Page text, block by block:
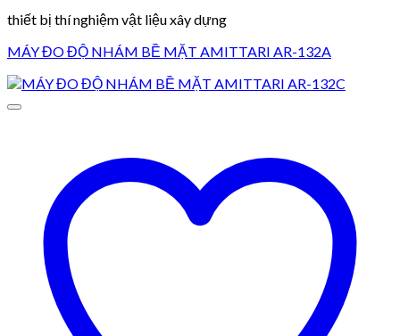
thiết bị thí nghiệm vật liệu xây dựng
MÁY ĐO ĐỘ NHÁM BỀ MẶT AMITTARI AR-132A